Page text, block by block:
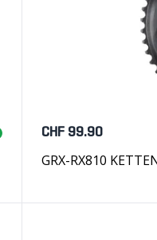
CHF 99.90
GRX-RX810